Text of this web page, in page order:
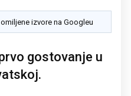
izvore na Googleu
gostovanje u